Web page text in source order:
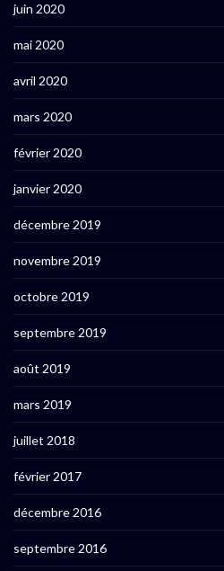
juin 2020
mai 2020
avril 2020
mars 2020
février 2020
janvier 2020
décembre 2019
novembre 2019
octobre 2019
septembre 2019
août 2019
mars 2019
juillet 2018
février 2017
décembre 2016
septembre 2016